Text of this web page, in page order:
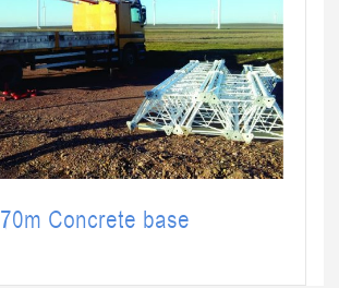
70m Concrete base